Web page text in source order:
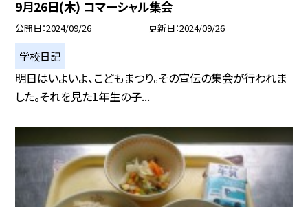
9月26日(木) コマーシャル集会
公開日 2024/09/26 更新日 2024/09/26
学校日記
明日はいよいよ、こどもまつり。その宣伝の集会が行われま
した。それを見た1年生の子...